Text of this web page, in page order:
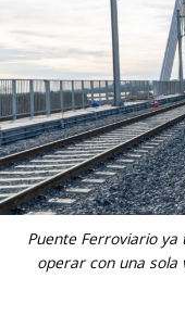
Puente Ferroviario ya
operar con una